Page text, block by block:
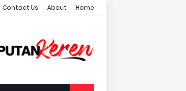
Home
About
Contact Us